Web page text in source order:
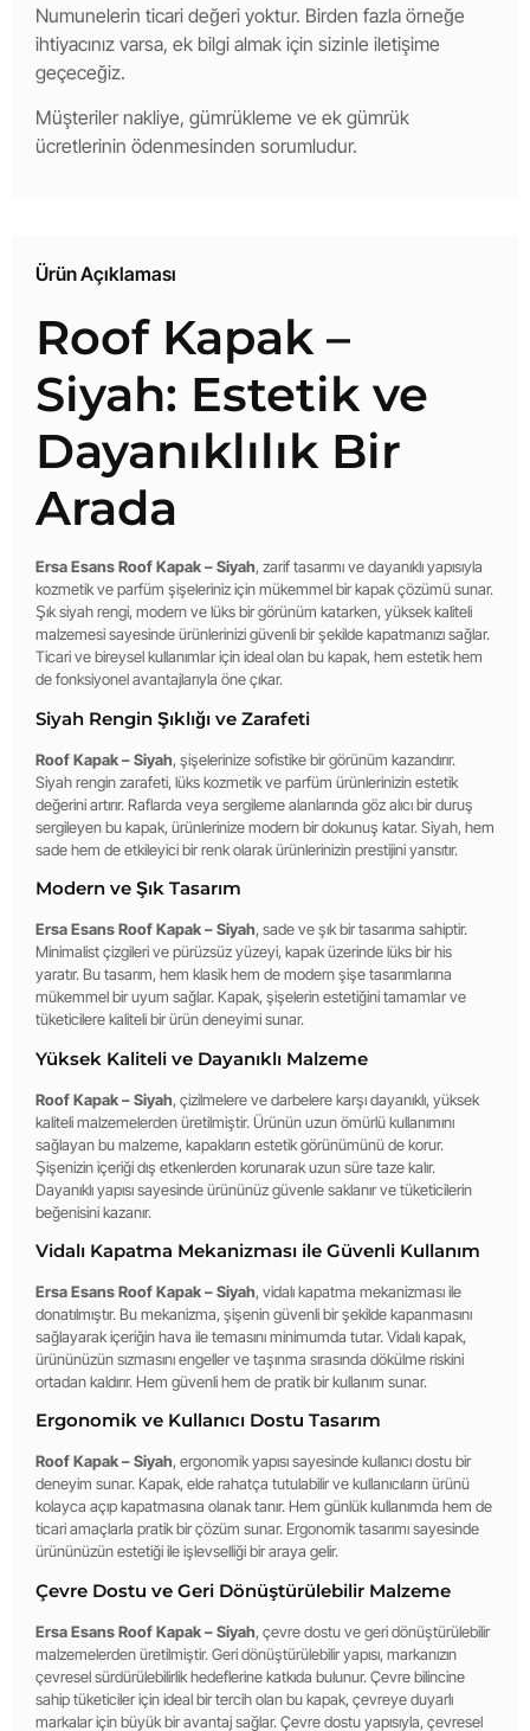
Numunelerin ticari değeri yoktur. Birden fazla örneğe
ihtiyacınız varsa, ek bilgi almak için sizinle iletişime
geçeceğiz.
Müşteriler nakliye, gümrükleme ve ek gümrük
ücretlerinin ödenmesinden sorumludur.
Ürün Açıklaması
Roof Kapak –
Siyah: Estetik ve
Dayanıklılık Bir
Arada
Ersa Esans Roof Kapak – Siyah, zarif tasarımı ve dayanıklı yapısıyla
kozmetik ve parfüm şişeleriniz için mükemmel bir kapak çözümü sunar.
Şık siyah rengi, modern ve lüks bir görünüm katarken, yüksek kaliteli
malzemesi sayesinde ürünlerinizi güvenli bir şekilde kapatmanızı sağlar.
Ticari ve bireysel kullanımlar için ideal olan bu kapak, hem estetik hem
de fonksiyonel avantajlarıyla öne çıkar.
Siyah Rengin Şıklığı ve Zarafeti
Roof Kapak – Siyah, şişelerinize sofistike bir görünüm kazandırır.
Siyah rengin zarafeti, lüks kozmetik ve parfüm ürünlerinizin estetik
değerini artırır. Raflarda veya sergileme alanlarında göz alıcı bir duruş
sergileyen bu kapak, ürünlerinize modern bir dokunuş katar. Siyah, hem
sade hem de etkileyici bir renk olarak ürünlerinizin prestijini yansıtır.
Modern ve Şık Tasarım
Ersa Esans Roof Kapak – Siyah, sade ve şık bir tasarıma sahiptir.
Minimalist çizgileri ve pürüzsüz yüzeyi, kapak üzerinde lüks bir his
yaratır. Bu tasarım, hem klasik hem de modern şişe tasarımlarına
mükemmel bir uyum sağlar. Kapak, şişelerin estetiğini tamamlar ve
tüketicilere kaliteli bir ürün deneyimi sunar.
Yüksek Kaliteli ve Dayanıklı Malzeme
Roof Kapak – Siyah, çizilmelere ve darbelere karşı dayanıklı, yüksek
kaliteli malzemelerden üretilmiştir. Ürünün uzun ömürlü kullanımını
sağlayan bu malzeme, kapakların estetik görünümünü de korur.
Şişenizin içeriği dış etkenlerden korunarak uzun süre taze kalır.
Dayanıklı yapısı sayesinde ürününüz güvenle saklanır ve tüketicilerin
beğenisini kazanır.
Vidalı Kapatma Mekanizması ile Güvenli Kullanım
Ersa Esans Roof Kapak – Siyah, vidalı kapatma mekanizması ile
donatılmıştır. Bu mekanizma, şişenin güvenli bir şekilde kapanmasını
sağlayarak içeriğin hava ile temasını minimumda tutar. Vidalı kapak,
ürününüzün sızmasını engeller ve taşınma sırasında dökülme riskini
ortadan kaldırır. Hem güvenli hem de pratik bir kullanım sunar.
Ergonomik ve Kullanıcı Dostu Tasarım
Roof Kapak – Siyah, ergonomik yapısı sayesinde kullanıcı dostu bir
deneyim sunar. Kapak, elde rahatça tutulabilir ve kullanıcıların ürünü
kolayca açıp kapatmasına olanak tanır. Hem günlük kullanımda hem de
ticari amaçlarla pratik bir çözüm sunar. Ergonomik tasarımı sayesinde
ürününüzün estetiği ile işlevselliği bir araya gelir.
Çevre Dostu ve Geri Dönüştürülebilir Malzeme
Ersa Esans Roof Kapak – Siyah, çevre dostu ve geri dönüştürülebilir
malzemelerden üretilmiştir. Geri dönüştürülebilir yapısı, markanızın
çevresel sürdürülebilirlik hedeflerine katkıda bulunur. Çevre bilincine
sahip tüketiciler için ideal bir tercih olan bu kapak, çevreye duyarlı
markalar için büyük bir avantaj sağlar. Çevre dostu yapısıyla, çevresel